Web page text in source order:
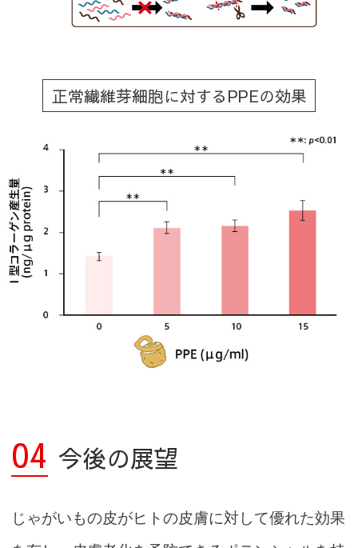
正常繊維芽細胞に対するPPEの効果
04 今後の展望
じゃがいもの皮がヒトの皮膚に対して優れた効果